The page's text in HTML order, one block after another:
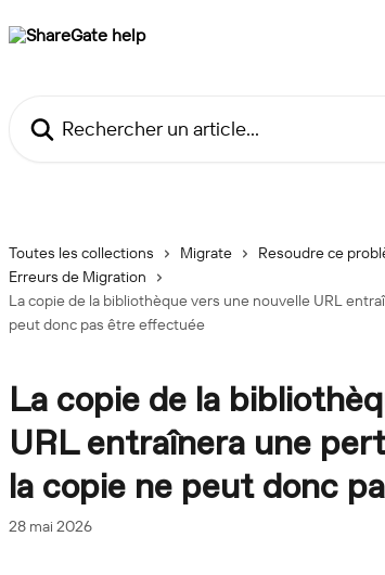
Toutes les collections Migrate
Resoudre ce
Erreurs de Migration
La copie de la bibliothèque vers une nouvelle URL
peut donc pas être effectuée
La copie de la
URL entraînera une
la copie ne peut donc
28 mai 2026